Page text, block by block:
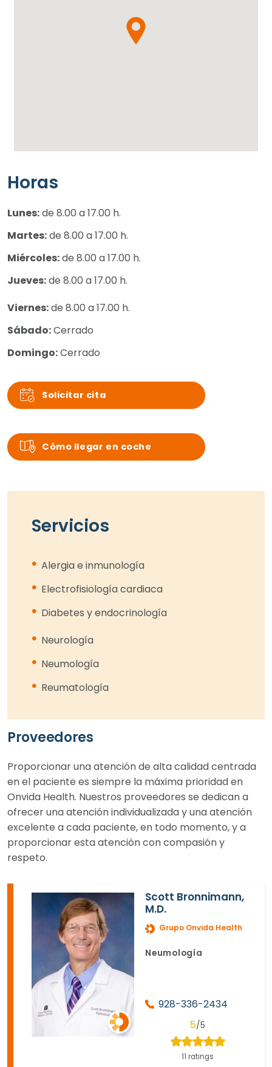
Horas
Lunes:de 8.00 a 17.00 h.
Martes:de 8.00 a 17.00 h.
Miércoles:de 8.00 a 17.00 h.
Jueves:de 8.00 a 17.00 h.
Viernes:de 8.00 a 17.00 h.
Sábado:Cerrado
Domingo:Cerrado
Solicitar cita
Cómo llegar en coche
Servicios
Alergia e inmunología
Electrofisiología cardiaca
Diabetes y endocrinología
Neurología
Neumología
Reumatología
Proveedores
Proporcionar una atención de alta calidad centrada
en el paciente es siempre la máxima prioridad en
Onvida Health. Nuestros proveedores se dedican a
ofrecer una atención individualizada y una atención
excelente a cada paciente, en todo momento, y a
proporcionar esta atención con compasión y
respeto.
Scott Bronnimann,
M.D.
Grupo Onvida Health
Neumología
928-336-2434
5/5
11 ratings